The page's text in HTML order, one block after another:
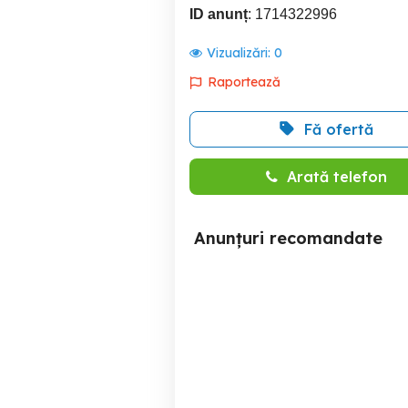
ID anunț: 1714322996
Vizualizări: 0
Raportează
Fă ofertă
Arată telefon
Anunțuri recomandate